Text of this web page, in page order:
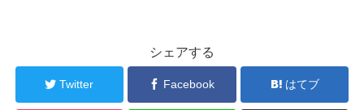
シェアする
Twitter Facebook はてブ